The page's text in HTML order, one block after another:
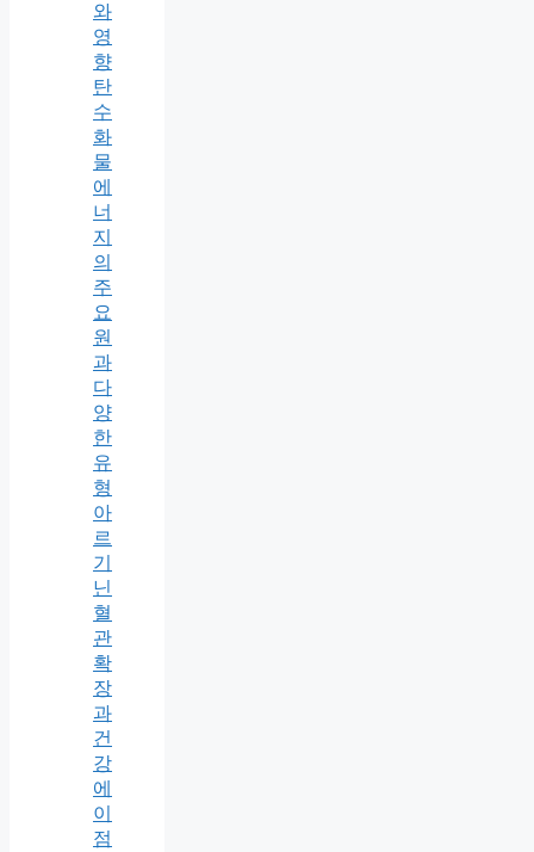
와
영
향
탄
수
화
물
에
너
지
의
주
요
원
과
다
양
한
유
형
아
르
기
닌
혈
관
확
장
과
건
강
에
이
점